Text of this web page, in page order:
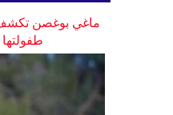
ماغي بوغصن تكشف
طفولتها